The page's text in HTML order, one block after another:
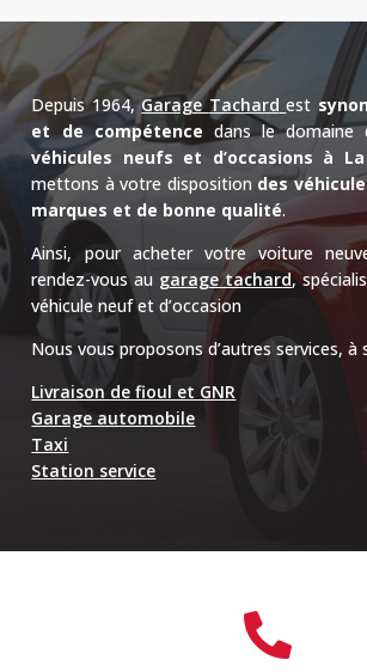
Depuis 1964,GarageTachard est
et de compétence dans le
véhicules neufs et d’occasions à
mettons à votre disposition des
marques et de bonne qualité.
Ainsi, pour acheter votre voiture
rendez-vous au garage tachard,
véhicule neuf et d’occasion
Nous vous proposons d’autres services, à
Livraison de fioul et GNR
Garage automobile
Taxi
Station service
